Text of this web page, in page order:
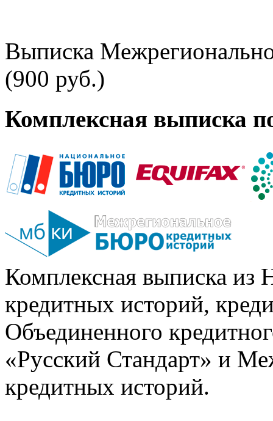
Выписка
(900 руб.)
Комплексная выписка
Комплексная выписка из
кредитных историй,
Объединенного
«Русский Стандарт» и
кредитных историй.